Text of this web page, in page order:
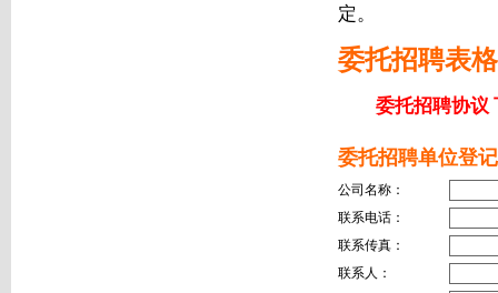
定。
委托招聘表格
委托招聘协议
委托招聘单位登
公司名称：
联系电话：
联系传真：
联系人：